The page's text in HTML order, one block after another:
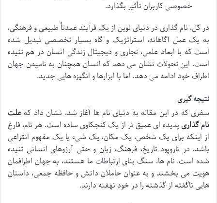
خصوصی کاربران تأثیر بگذارد.
در کل، نام گذاری در دنیای نوین از یک فرآیند عمدتاً طبیعی و فرهنگی،
به یک عمل آگاهانه، استراتژیک و گاه بسیار تخصصی تبدیل شده
است که با ابعاد علمی، تجاری و دیجیتال زندگی انسان در هم تنیده
است. این تحولات نشان می دهد که انسان همچنان به نامیدن جهان
اطراف خود ادامه می دهد، اما با ابزارها و انگیزه هایی جدید.
نتیجه گیری
سفری که در این مقاله به دنیای نام ها آغاز شد، نشان داد کهعلت
نام گذاریپدیده ای عمیق تر از یک کنجکاوی ساده است. هر نام، فارغ
از اینکه برای یک شخص، یک مکان، یک شیء یا یک مفهوم انتزاعی
باشد، در تاروپود تاریخ، فرهنگ، زبان و حتی آرزوهای انسانی تنیده
شده است. نام ها، سنگ بنای ارتباطات ما هستند، به جهان اطرافمان
هویت می بخشند و به عنوان حاملان دانش و حافظه جمعی، داستان
هایی ناگفته از گذشته را در خود نهفته دارند.